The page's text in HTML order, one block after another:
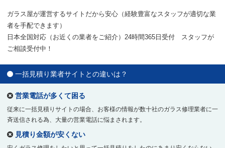
ガラス屋が運営するサイトだから安心（経験豊富なスタッフが適切な業
者を手配できます）
日本全国対応（お近くの業者をご紹介）24時間365日受付 スタッフが
ご相談受付中！
一括見積り業者サイトとの違いは？
営業電話が多くて困る
従来に一括見積りサイトの場合、お客様の情報が数十社のガラス修理業者に一
斉送信される為、大量の営業電話に悩まされます。
見積り金額が安くない